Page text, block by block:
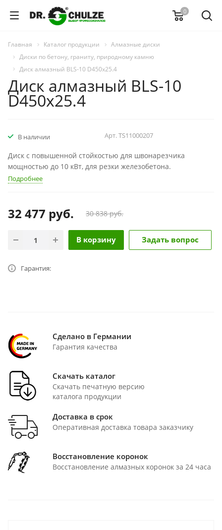
0
Главная Каталог продукции
Алмазные диски
Диски по бетону, граниту, природному камню
Диск алмазный BLS-10 D450х25.4
Диск алмазный BLS-10
D450х25.4
В наличии Арт.TS11000207
Диск с повышенной стойкостью для швонарезчика
мощностью до 10 кВт, для резки железобетона.
Подробнее
32 477 руб. 30 838 руб.
В корзину Задать вопрос
Гарантия:
Сделано в Германии
Гарантия качества
Скачать каталог
Скачать печатную версию
каталога продукции
Доставка в срок
Оперативная доставка товара заказчику
Восстановление коронок
Восстановление алмазных коронок за 24 часа